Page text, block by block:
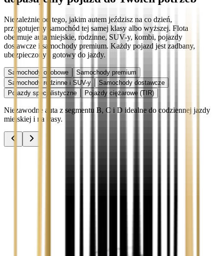
Niezależnie od tego, jakim autem jeździsz na co dzień,
przygotujemy samochód tej samej klasy albo wyższej. Flota
obejmuje auta miejskie, rodzinne, SUV-y, kombi, pojazdy
dostawcze i samochody premium. Każdy pojazd jest zadbany,
ubezpieczony i gotowy do jazdy.
Samochody osobowe
Samochody premium
Samochody rodzinne i SUV-y
Samochody dostawcze
Pojazdy specjalistyczne
Pojazdy ciężarowe (TIR)
Niezawodne auta z segmentu B, C i D idealne do codziennej jazdy
miejskiej i na trasy.